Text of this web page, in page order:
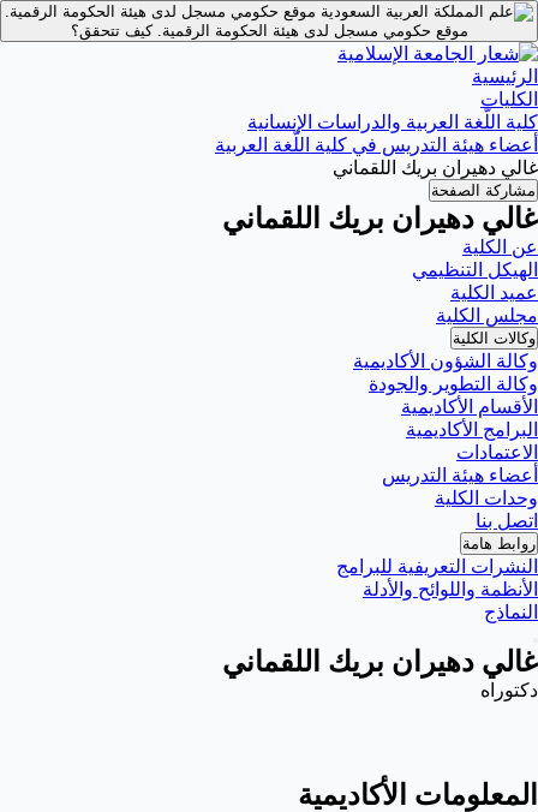
موقع حكومي مسجل لدى هيئة الحكومة الرقمية.
موقع حكومي مسجل لدى هيئة الحكومة الرقمية.كيف تتحقق؟
الرئيسية
الكليات
كلية اللّغة العربية والدراسات الإنسانية
أعضاء هيئة التدريس في كلية اللّغة العربية
غالي دهيران بريك اللقماني
مشاركة الصفحة
غالي دهيران بريك اللقماني
عن الكلية
الهيكل التنظيمي
عميد الكلية
مجلس الكلية
وكالات الكلية
وكالة الشؤون الأكاديمية
وكالة التطوير والجودة
الأقسام الأكاديمية
البرامج الأكاديمية
الاعتمادات
أعضاء هيئة التدريس
وحدات الكلية
اتصل بنا
روابط هامة
النشرات التعريفية للبرامج
الأنظمة واللوائح والأدلة
النماذج
غالي دهيران بريك اللقماني
دكتوراه
المعلومات الأكاديمية